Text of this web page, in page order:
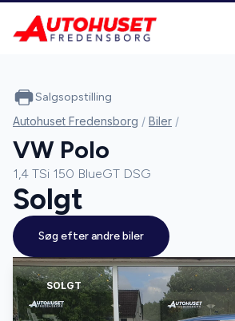
SOLGT
Salgsopstilling
Autohuset Fredensborg / Biler /
VW Polo
1,4 TSi 150 BlueGT DSG
Solgt
Søg efter andre biler